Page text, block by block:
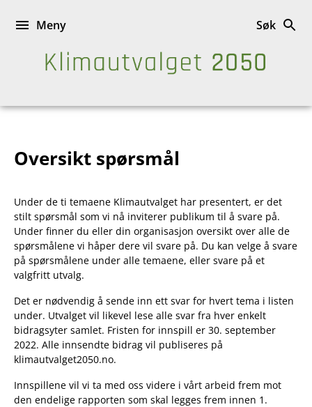
Klimautvalgets
Meny Søk
Oversikt spørsmål
Under de ti temaene Klimautvalget har presentert, er det
stilt spørsmål som vi nå inviterer publikum til å svare på.
Under finner du eller din organisasjon oversikt over alle de
spørsmålene vi håper dere vil svare på. Du kan velge å svare
på spørsmålene under alle temaene, eller svare på et
valgfritt utvalg.
Det er nødvendig å sende inn ett svar for hvert tema i listen
under. Utvalget vil likevel lese alle svar fra hver enkelt
bidragsyter samlet. Fristen for innspill er 30. september
2022. Alle innsendte bidrag vil publiseres på
klimautvalget2050.no.
Innspillene vil vi ta med oss videre i vårt arbeid frem mot
den endelige rapporten som skal legges frem innen 1.